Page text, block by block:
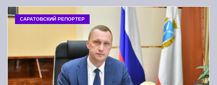
САРАТОВСКИЙ РЕПОРТЕР